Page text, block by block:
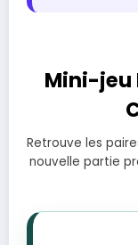
Mini-jeu
Retrouve les
nouvelle partie